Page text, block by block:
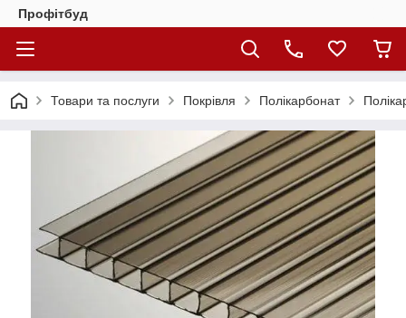
Профітбуд
Товари та послуги Покрівля Полікарбонат